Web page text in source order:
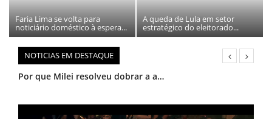
Faria Lima se volta para
noticiário doméstico à espera...
A queda de Lula em setor
estratégico do eleitorado...
NOTICIAS EM DESTAQUE
3CLIMAS MANCHETE 0308
MANCHETES RAPIDINHAS 0208 17:00